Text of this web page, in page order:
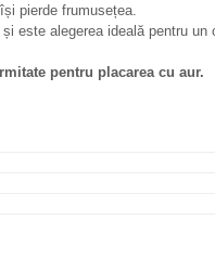
pierde frumusețea.
este alegerea ideală pentru un
pentru placarea cu aur.